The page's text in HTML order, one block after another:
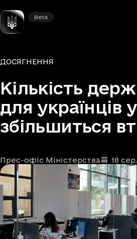
Beta
Beta
ГОЛОВНА—НОВИНИ
Рубрики
ДОСЯГНЕННЯ
Кількість
для українців
збільшиться
Автори
Прес-офіс Міністерства
Дата та час публікації: 18